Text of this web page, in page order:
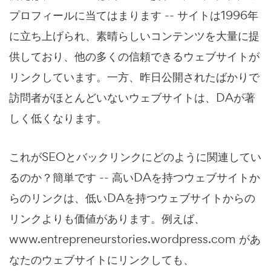
プロフィールに当てはまります -- サイトは1996年
に立ち上げられ、素晴らしいコンテンツを大量に提
供しており、他の多くの信頼できるウェブサイトが
リンクしています。一方、昨日公開されたばかりで
訪問者がほとんどいないウェブサイトは、DAが著
しく低くなります。
これがSEOとバックリンクにどのように関連してい
るのか？簡単です -- 高いDAを持つウェブサイトか
らのリンクは、低いDAを持つウェブサイトからの
リンクよりも価値があります。例えば、
www.entrepreneurstories.wordpress.com があ
なたのウェブサイトにリンクしても、